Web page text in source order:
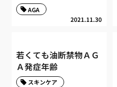
2021.11.30
AGA
若くても油断禁物ＡＧ
Ａ発症年齢
スキンケア